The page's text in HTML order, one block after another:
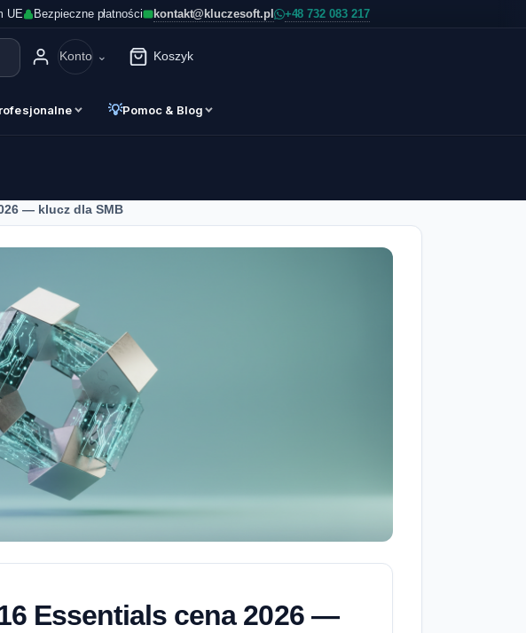
UE Bezpieczne płatności kontakt@kluczesoft.pl
Konto Koszyk
💡Pomoc & Blog
— klucz dla SMB
Essentials cena 2026 —